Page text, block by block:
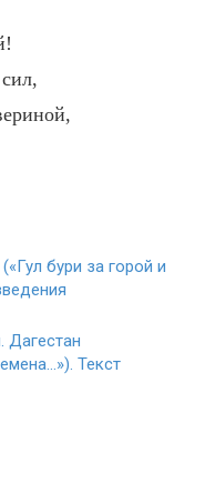
бури за горой и
Дагестан
Текст